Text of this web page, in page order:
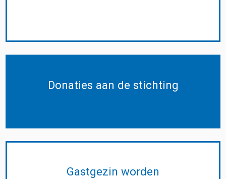
Donaties aan de stichting
Gastgezin worden